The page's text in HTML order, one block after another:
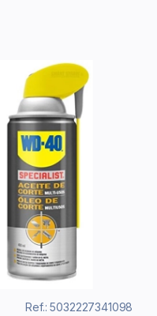
Ref.: 5032227341098